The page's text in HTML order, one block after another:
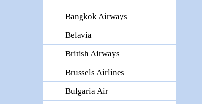
Bangkok Airways
Belavia
British Airways
Brussels Airlines
Bulgaria Air